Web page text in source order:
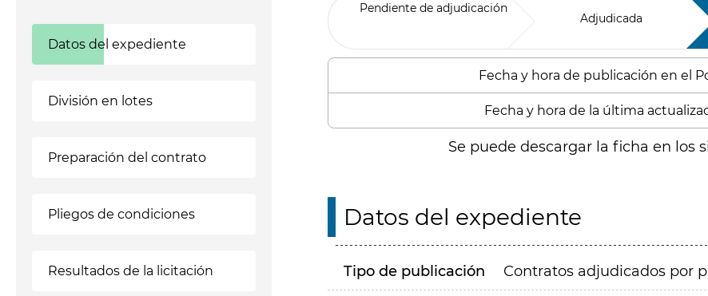
Datos del expediente
División en lotes
Preparación del contrato
Pliegos de condiciones
Resultados de la licitación
Pendiente de adjudicación
Adjudicada
Fecha y hora de publicación en el
Fecha y hora de la última
Se puede descargar la ficha en los
Datos del expediente
Tipo de publicación Contratos adjudicados por